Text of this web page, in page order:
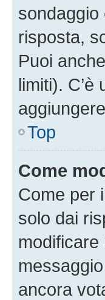
sondaggio
risposta,
Puoi
limiti).
Top
Come
Come per
solo dai
ancora